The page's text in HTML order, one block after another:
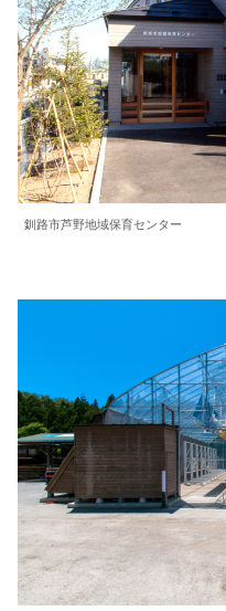
釧路市芦野地域保育センター